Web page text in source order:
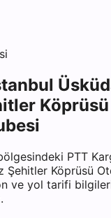
PTT
Şehitler Köprüsü
ve yol tarifi